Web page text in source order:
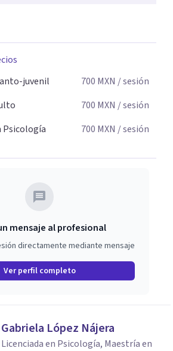
juvenil
700 MXN / sesión
700 MXN / sesión
Psicología
700 MXN / sesión
mensaje al profesional
directamente mediante mensaje
Ver perfil completo
Gabriela López Nájera
Licenciada en Psicología, Maestría en